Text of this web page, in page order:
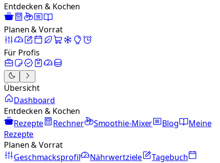
Entdecken & Kochen
Planen & Vorrat
Für Profis
Übersicht
Dashboard
Entdecken & Kochen
Rezepte
Rechner Smoothie-Mixer Blog
Meine
Rezepte
Planen & Vorrat
Geschmacksprofil
Nährwertziele
Tagebuch